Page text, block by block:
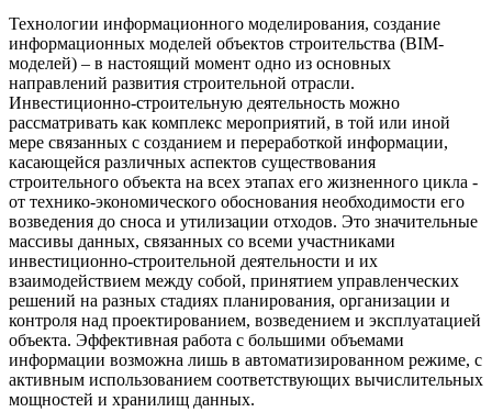
Технологии информационного моделирования, создание
информационных моделей объектов строительства (BIM-
моделей) – в настоящий момент одно из основных
направлений развития строительной отрасли.
Инвестиционно-строительную деятельность можно
рассматривать как комплекс мероприятий, в той или иной
мере связанных с созданием и переработкой информации,
касающейся различных аспектов существования
строительного объекта на всех этапах его жизненного цикла -
от технико-экономического обоснования необходимости его
возведения до сноса и утилизации отходов. Это значительные
массивы данных, связанных со всеми участниками
инвестиционно-строительной деятельности и их
взаимодействием между собой, принятием управленческих
решений на разных стадиях планирования, организации и
контроля над проектированием, возведением и эксплуатацией
объекта. Эффективная работа с большими объемами
информации возможна лишь в автоматизированном режиме, с
активным использованием соответствующих вычислительных
мощностей и хранилищ данных.